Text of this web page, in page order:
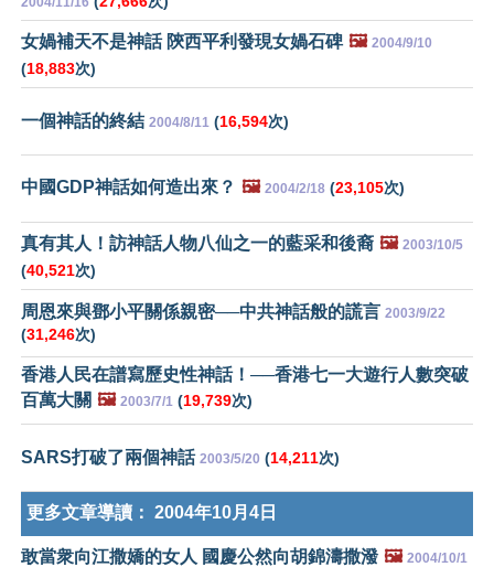
女媧補天不是神話 陝西平利發現女媧石碑 🖼️ 2004/9/10
(18,883次)
一個神話的終結 2004/8/11 (16,594次)
中國GDP神話如何造出來？ 🖼️ 2004/2/18 (23,105次)
真有其人！訪神話人物八仙之一的藍采和後裔 🖼️ 2003/10/5
(40,521次)
周恩來與鄧小平關係親密──中共神話般的謊言 2003/9/22
(31,246次)
香港人民在譜寫歷史性神話！──香港七一大遊行人數突破
百萬大關 🖼️ 2003/7/1 (19,739次)
SARS打破了兩個神話 2003/5/20 (14,211次)
更多文章導讀： 2004年10月4日
敢當衆向江撒嬌的女人 國慶公然向胡錦濤撒潑 🖼️ 2004/10/1